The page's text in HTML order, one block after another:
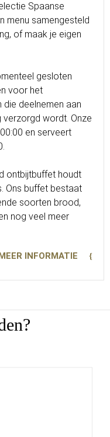
Spaanse
menu samengesteld
of maak je eigen
gesloten
voor het
deelnemen aan
wordt. Onze
en serveert
ontbijtbuffet houdt
Ons buffet bestaat
soorten brood,
nog veel meer
INFORMATIE